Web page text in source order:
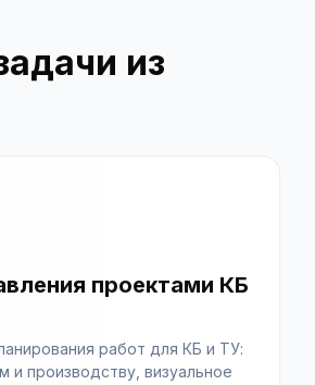
из
проектами КБ
работ для КБ и ТУ:
и производству, визуальное